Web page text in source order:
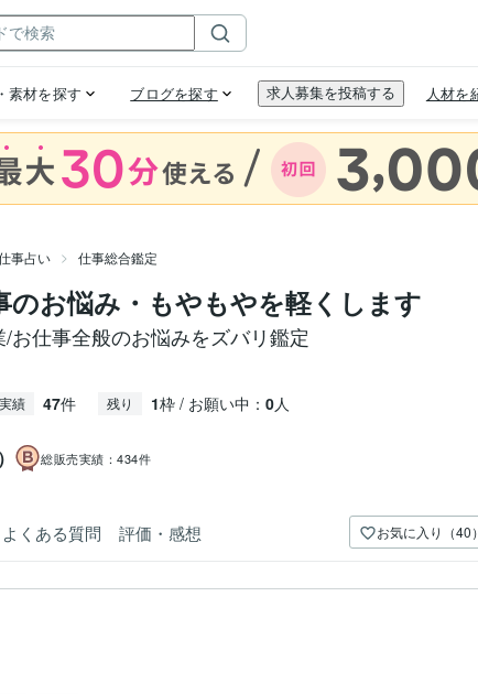
事占い 仕事総合鑑定
のお悩み・もやもやを軽くします
仕事全般のお悩みをズバリ鑑定
績 47件 残り 1枠 / お願い中： 0人
総販売実績：434件
よくある質問 評価・感想 お気に入り（40）